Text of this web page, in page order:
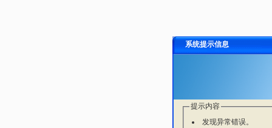
系统提示信息
提示内容
发现异常错误。